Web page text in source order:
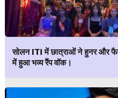
सोलन ITI में छात्राओं ने हुनर और
में हुआ भव्य रैंप वॉक।